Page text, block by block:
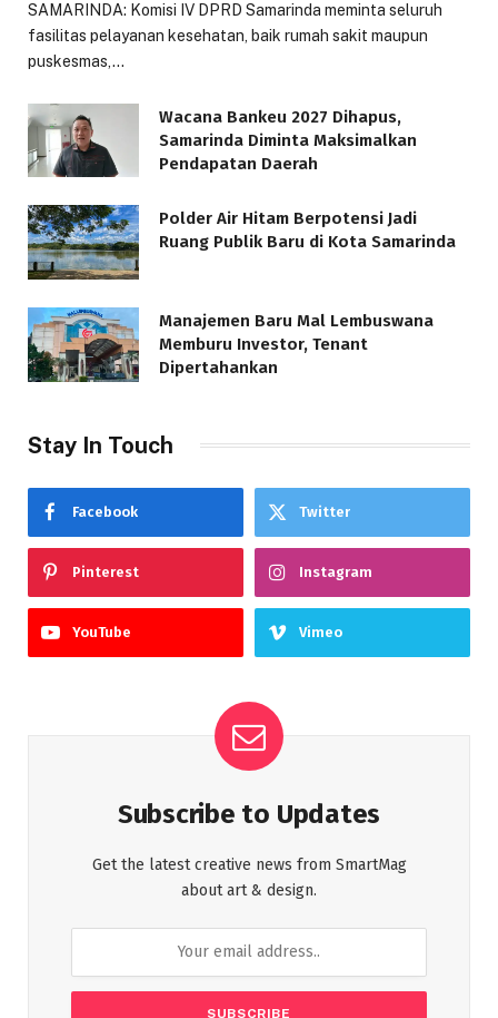
SAMARINDA: Komisi IV DPRD Samarinda meminta seluruh
fasilitas pelayanan kesehatan, baik rumah sakit maupun
puskesmas,…
Wacana Bankeu 2027 Dihapus,
Samarinda Diminta Maksimalkan
Pendapatan Daerah
Polder Air Hitam Berpotensi Jadi
Ruang Publik Baru di Kota Samarinda
Manajemen Baru Mal Lembuswana
Memburu Investor, Tenant
Dipertahankan
Stay In Touch
Facebook Twitter
Pinterest Instagram
YouTube Vimeo
Subscribe to Updates
Get the latest creative news from SmartMag
about art & design.